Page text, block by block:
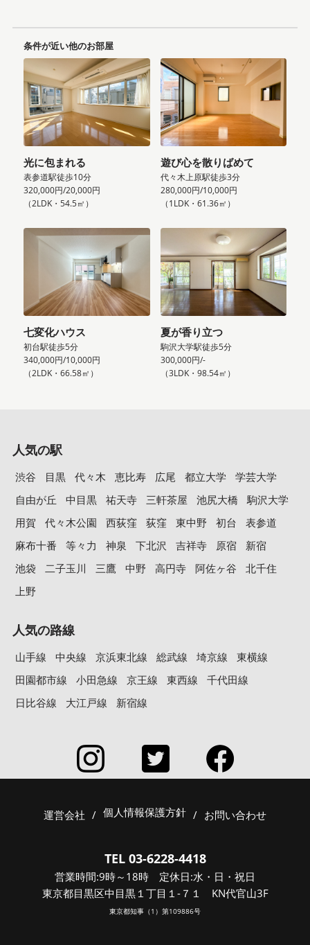
条件が近い他のお部屋
光に包まれる
表参道駅徒歩10分
320,000円/20,000円
（2LDK・54.5㎡）
遊び心を散りばめて
代々木上原駅徒歩3分
280,000円/10,000円
（1LDK・61.36㎡）
七変化ハウス
初台駅徒歩5分
340,000円/10,000円
（2LDK・66.58㎡）
夏が香り立つ
駒沢大学駅徒歩5分
300,000円/-
（3LDK・98.54㎡）
人気の駅
渋谷 目黒 代々木 恵比寿 広尾 都立大学
学芸大学
自由が丘
中目黒 祐天寺 三軒茶屋 池尻大橋
駒沢大学
用賀
代々木公園 西荻窪 荻窪 東中野 初台
表参道
麻布十番
等々力 神泉 下北沢 吉祥寺 原宿
新宿
池袋
二子玉川 三鷹 中野 高円寺 阿佐ヶ谷
北千住
上野
人気の路線
山手線 中央線 京浜東北線 総武線 埼京線
東横線
田園都市線
小田急線 京王線 東西線
千代田線
日比谷線
大江戸線 新宿線
運営会社 / 個人情報保護方針 / お問い合わせ
TEL 03-6228-4418
営業時間:9時～18時 定休日:水・日・祝日
東京都目黒区中目黒１丁目１-７１ KN代官山3F
東京都知事（1）第109886号